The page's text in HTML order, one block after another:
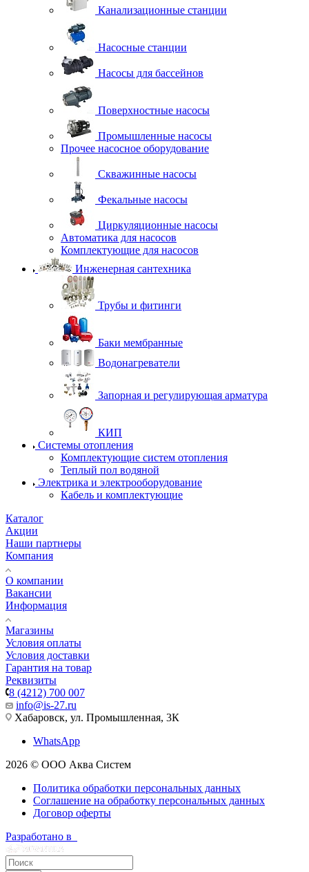
Канализационные станции
Насосные станции
Насосы для бассейнов
Поверхностные насосы
Промышленные насосы
Прочее насосное оборудование
Скважинные насосы
Фекальные насосы
Циркуляционные насосы
Автоматика для насосов
Комплектующие для насосов
Инженерная сантехника
Трубы и фитинги
Баки мембранные
Водонагреватели
Запорная и регулирующая арматура
КИП
Системы отопления
Комплектующие систем отопления
Теплый пол водяной
Электрика и электрооборудование
Кабель и комплектующие
Каталог
Акции
Наши партнеры
Компания
О компании
Вакансии
Информация
Магазины
Условия оплаты
Условия доставки
Гарантия на товар
Реквизиты
8 (4212) 700 007
info@is-27.ru
Хабаровск, ул. Промышленная, 3К
WhatsApp
2026 © ООО Аква Систем
Политика обработки персональных данных
Соглашение на обработку персональных данных
Договор оферты
Разработано в